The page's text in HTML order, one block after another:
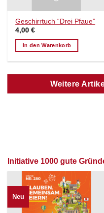
Geschirrtuch “Drei Pfaue”
4,00€
In den Warenkorb
Weitere
Initiative 1000 gute
Neu